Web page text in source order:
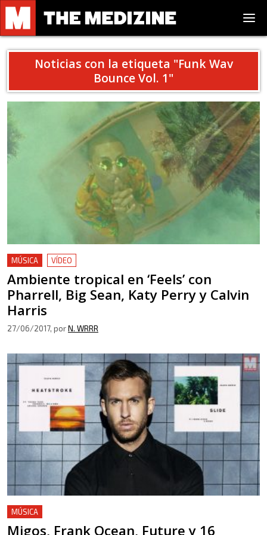
Noticias con la etiqueta "Funk Wav
Bounce Vol. 1"
MÚSICA VÍDEO
Ambiente tropical en ‘Feels’ con
Pharrell, Big Sean, Katy Perry y Calvin
Harris
27/06/2017, porN. WRRR
MÚSICA
Migos, Frank Ocean, Future y 16